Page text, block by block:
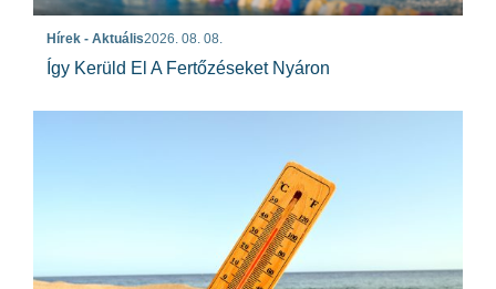
Hírek - Aktuális2026. 08. 08.
Így Kerüld El A Fertőzéseket Nyáron